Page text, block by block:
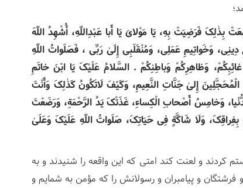
بِذٰلِکَ فَرَضِیَتْ بِهِ، یَا مَوْلایَ یَا أَبا عَبْدِاللّٰهِ، أُشْهِدُ اللّٰهَ
دِینِی، وَخَواتِیمِ عَمَلِی، وَمُنْقَلَبِی إِلَیٰ رَبِّی ، فَصَلَواتُ اللّٰهِ
وَظاهِرِکُمْ وَباطِنِکُمْ . السَّلامُ عَلَیْکَ یَا ابْنَ خاتَمِ
الْمُحَجَّلِینَ إِلیٰ جَنَّاتِ النَّعِیمِ، وَکَیْفَ لَاتَکُونُ کَذٰلِکَ وَأَنْتَ
وَخامِسُ أَصْحابِ الْکِساءِ، غَذَتْکَ یَدُ الرَّحْمَةِ، وَرَضَعْتَ
وَلَا شَاکَّةٍ فِی حَیَاتِکَ، صَلَواتُ اللّٰهِ عَلَیْکَ وَعَلَیٰ
کردند و لعنت کند امتی که این واقعه را شنیدند و به
و پیامبران و رسولانش را که مؤمن به شمایم و